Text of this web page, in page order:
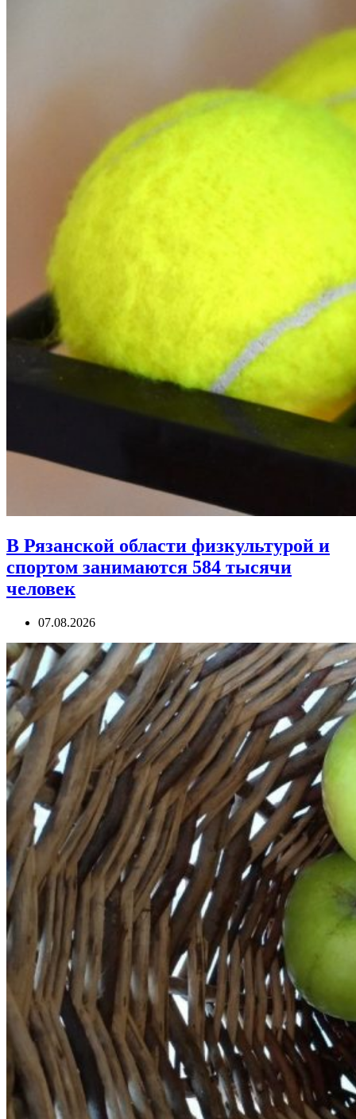
В Рязанской области физкультурой и
спортом занимаются 584 тысячи
человек
07.08.2026